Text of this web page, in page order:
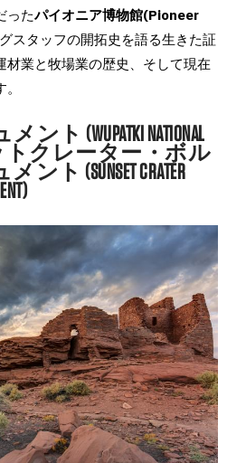
ったパイオニア博物館(Pioneer
スタッフの開拓史を語る生きた証
材業と牧場業の歴史、そして現在
(WUPATKI NATIONAL
ットクレーター・ボル
(SUNSET CRATER